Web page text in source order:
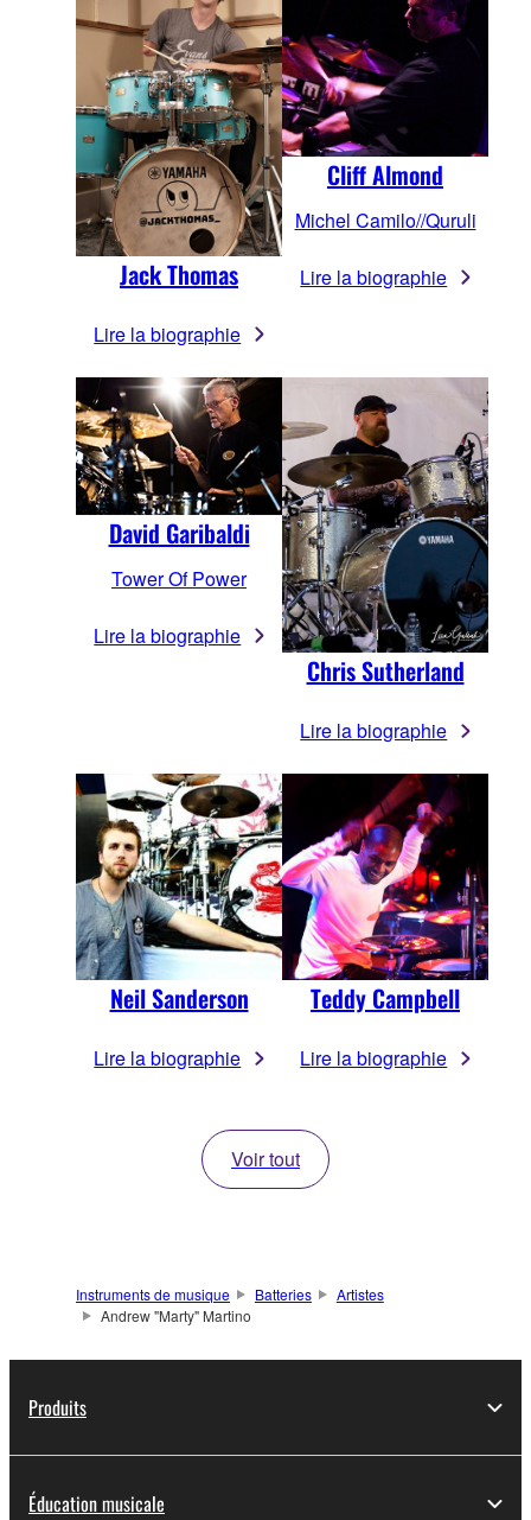
Jack Thomas
Lire la biographie
Cliff Almond
Michel Camilo//Quruli
Lire la biographie
David Garibaldi
Tower Of Power
Lire la biographie
Chris Sutherland
Lire la biographie
Neil Sanderson
Lire la biographie
Teddy Campbell
Lire la biographie
Voir tout
Instruments de musique Batteries
Artistes
Andrew "Marty" Martino
Produits
Éducation musicale